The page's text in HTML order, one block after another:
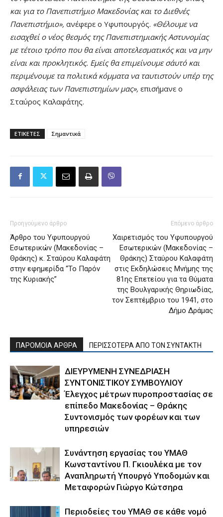
και για το Πανεπιστήμιο Μακεδονίας και το Διεθνές
Πανεπιστήμιο», ανέφερε ο Υφυπουργός. «Θέλουμε να
εισαχθεί ο νέος θεσμός της Πανεπιστημιακής Αστυνομίας
με τέτοιο τρόπο που θα είναι αποτελεσματικός και να μην
είναι και προκλητικός. Εμείς θα επιμείνουμε σ΄αυτό και
περιμένουμε τα πολιτικά κόμματα να ταυτιστούν υπέρ της
ασφάλειας των Πανεπιστημίων μας», επισήμανε ο
Σταύρος Καλαφάτης.
ΕΤΙΚΕΤΕΣ Σημαντικά
Προηγούμενο άρθρο
Άρθρο του Υφυπουργού
Εσωτερικών (Μακεδονίας –
Θράκης) κ. Σταύρου Καλαφάτη
στην εφημερίδα “Το Παρόν
της Κυριακής”
Επόμενο άρθρο
Χαιρετισμός του Υφυπουργού
Εσωτερικών (Μακεδονίας –
Θράκης) Σταύρου Καλαφάτη
στις Εκδηλώσεις Μνήμης της
81ης Επετείου για τα Θύματα
της Βουλγαρικής Θηριωδίας,
τον Σεπτέμβριο του 1941, στο
Δήμο Δράμας
ΠΑΡΟΜΟΙΑ ΑΡΘΡΑ ΠΕΡΙΣΣΟΤΕΡΑ ΑΠΟ ΤΟΝ ΣΥΝΤΑΚΤΗ
ΔΙΕΥΡΥΜΕΝΗ ΣΥΝΕΔΡΙΑΣΗ
ΣΥΝΤΟΝΙΣΤΙΚΟΥ ΣΥΜΒΟΥΛΙΟΥ
Έλεγχος μέτρων πυροπροστασίας σε
επίπεδο Μακεδονίας – Θράκης
Συντονισμός των φορέων και των
υπηρεσιών
Συνάντηση εργασίας του ΥΜΑΘ
Κωνσταντίνου Π. Γκιουλέκα με τον
Αναπληρωτή Υπουργό Υποδομών και
Μεταφορών Γιώργο Κώτσηρα
Περιοδείες του ΥΜΑΘ σε κάθε νομό